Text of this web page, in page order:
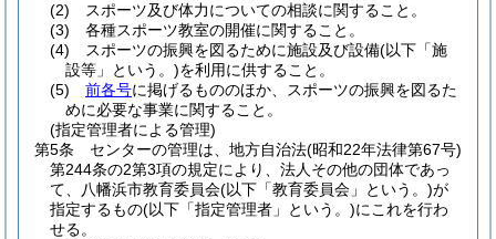
(2)
スポーツ及び体力についての相談に関すること。
(3)
各種スポーツ教室の開催に関すること。
(4)
スポーツの振興を図るために施設及び設備(以下「施
設等」という。)を利用に供すること。
(5)
前各号に掲げるもののほか、スポーツの振興を図るた
めに必要な事業に関すること。
(指定管理者による管理)
第5条
センターの管理は、地方自治法(昭和22年法律第67号)
第244条の2第3項の規定により、法人その他の団体であっ
て、八幡浜市教育委員会(以下「教育委員会」という。)が
指定するもの(以下「指定管理者」という。)にこれを行わ
せる。